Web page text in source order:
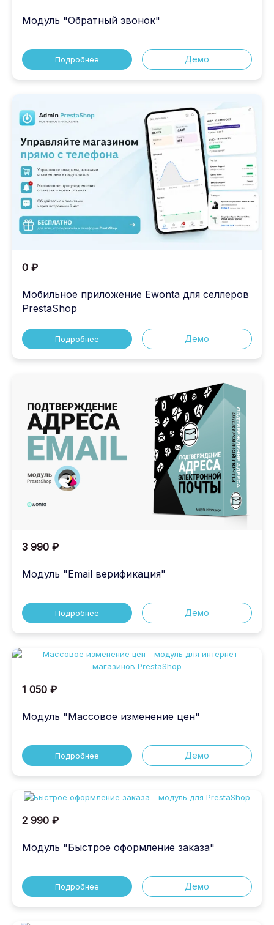
Модуль "Обратный звонок"
Подробнее Демо
0 ₽
Мобильное приложение Ewonta для селлеров
PrestaShop
Подробнее Демо
3 990 ₽
Модуль "Email верификация"
Подробнее Демо
1 050 ₽
Модуль "Массовое изменение цен"
Подробнее Демо
2 990 ₽
Модуль "Быстрое оформление заказа"
Подробнее Демо